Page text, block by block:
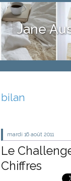
Jane
bilan
mardi 16 août 2011
Le
Chiffres